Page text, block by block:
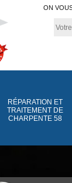
ON
RÉPARATION ET
TRAITEMENT DE
CHARPENTE 58